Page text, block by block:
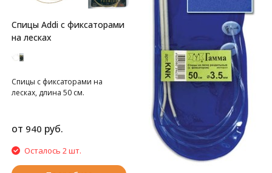
Спицы Addi с фиксаторами
на лесках
Спицы с фиксаторами на
лесках, длина 50 см.
от 940 руб.
Осталось 2 шт.